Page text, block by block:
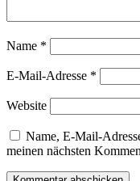
Name *
E-Mail-Adresse *
Website
Name, E-Mail-
meinen nächsten